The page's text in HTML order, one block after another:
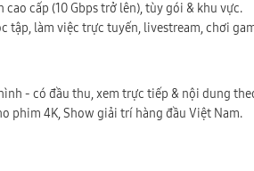
cấp (10 Gbps trở lên), tùy gói & khu vực.
tập, làm việc trực tuyến, livestream, chơi
- có đầu thu, xem trực tiếp & nội dung
phim 4K, Show giải trí hàng đầu Việt Nam.